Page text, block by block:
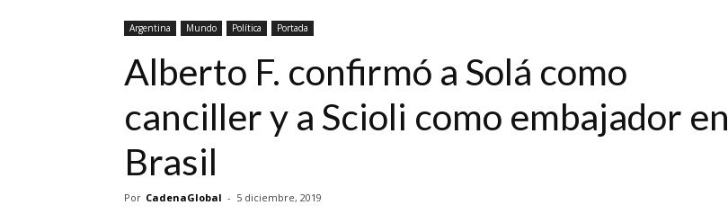
Argentina Mundo Política Portada
Alberto F. confirmó a Solá como
canciller y a Scioli como embajador en
Brasil
Por CadenaGlobal - 5 diciembre, 2019